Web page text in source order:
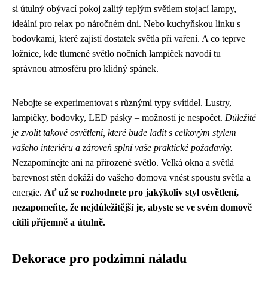
si útulný obývací pokoj zalitý teplým světlem stojací lampy,
ideální pro relax po náročném dni. Nebo kuchyňskou linku s
bodovkami, které zajistí dostatek světla při vaření. A co teprve
ložnice, kde tlumené světlo nočních lampiček navodí tu
správnou atmosféru pro klidný spánek.
Nebojte se experimentovat s různými typy svítidel. Lustry,
lampičky, bodovky, LED pásky – možností je nespočet. Důležité
je zvolit takové osvětlení, které bude ladit s celkovým stylem
vašeho interiéru a zároveň splní vaše praktické požadavky.
Nezapomínejte ani na přirozené světlo. Velká okna a světlá
barevnost stěn dokáží do vašeho domova vnést spoustu světla a
energie. Ať už se rozhodnete pro jakýkoliv styl osvětlení,
nezapomeňte, že nejdůležitější je, abyste se ve svém domově
cítili příjemně a útulně.
Dekorace pro podzimní náladu